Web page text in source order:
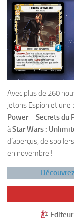
Avec plus de 260
jetons Espion et une
Power – Secrets du
àStar Wars :
d’aperçus, de
en novembre !